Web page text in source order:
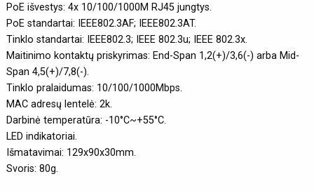
PoE išvestys: 4x 10/100/1000M RJ45 jungtys.
PoE standartai: IEEE802.3AF; IEEE802.3AT.
Tinklo standartai: IEEE802.3; IEEE 802.3u; IEEE 802.3x.
Maitinimo kontaktų priskyrimas: End-Span 1,2(+)/3,6(-) arba Mid-
Span 4,5(+)/7,8(-).
Tinklo pralaidumas: 10/100/1000Mbps.
MAC adresų lentelė: 2k.
Darbinė temperatūra: -10°C~+55°C.
LED indikatoriai.
Išmatavimai: 129x90x30mm.
Svoris: 80g.